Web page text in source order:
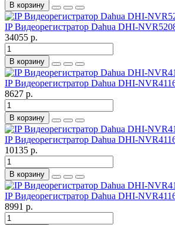
В корзину
IP Видеорегистратор Dahua DHI-
34055 р.
В корзину
IP Видеорегистратор Dahua DHI-
8627 р.
В корзину
IP Видеорегистратор Dahua DHI-
10135 р.
В корзину
IP Видеорегистратор Dahua DHI-
8991 р.